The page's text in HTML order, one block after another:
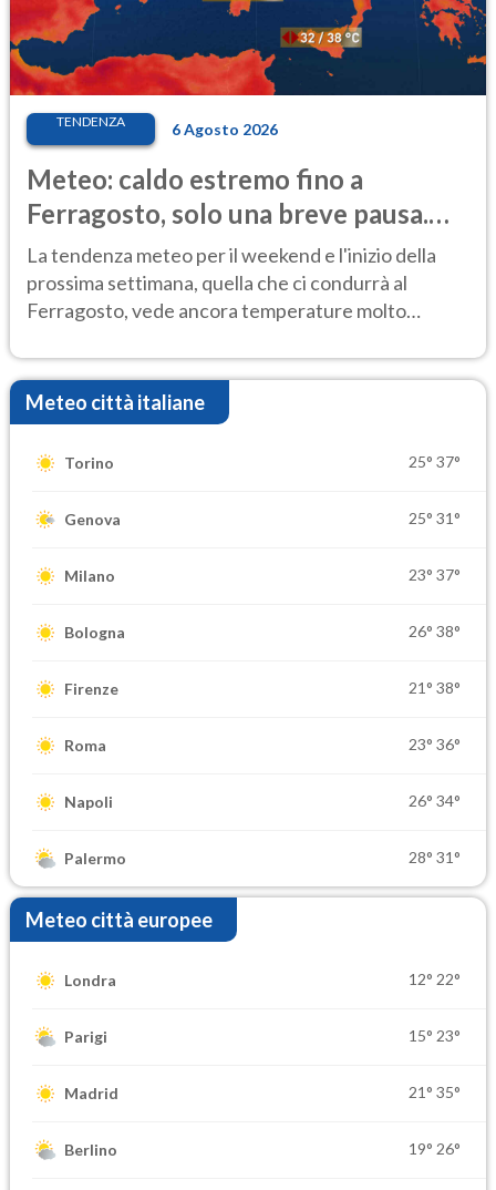
TENDENZA 6 Agosto 2026
Meteo: caldo estremo fino a
Ferragosto, solo una breve pausa.
Ecco dove
La tendenza meteo per il weekend e l'inizio della
prossima settimana, quella che ci condurrà al
Ferragosto, vede ancora temperature molto
Meteo città italiane
Torino 25° 37°
Genova 25° 31°
Milano 23° 37°
Bologna 26° 38°
Firenze 21° 38°
Roma 23° 36°
Napoli 26° 34°
Palermo 28° 31°
Meteo città europee
Londra 12° 22°
Parigi 15° 23°
Madrid 21° 35°
Berlino 19° 26°